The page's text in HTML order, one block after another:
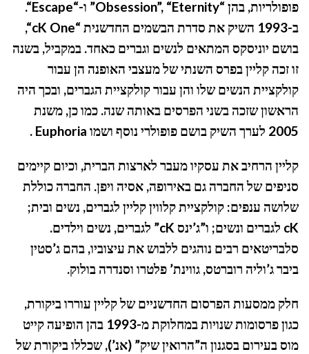
פופולריות, בהן “Obsession”, “Eternity” ו-“Escape
“.
ב-1993 השיק את סדרת הבשמים החדשנית “
cK One
“,
בושם יוניסקס המתאים לנשים וגברים כאחד. במקביל, בשנה
זו זכה קליין בפרס השנתי של מעצבי האופנה הן עבור
קולקציית הנשים שלו והן עבור קולקציית הגברים, ובכך היה
הראשון שזכה בשני הפרסים באותה שנה. כמו כן, משנת
2005 לערך השיק בושם פופולרי נוסף ושמו
Euphoria
.
קליין הרחיב את עסקיו מעבר לארצות הברית, וכיום קיימים
סניפים של החברה גם באירופה, אסיה ויפן. החברה כוללת
שלושה ענפים: קולקציית קלווין קליין לגברים, נשים ובית;
cK לגברים ונשים; ו”ג’ינס cK” לגברים, נשים וילדים.
סלבריטאים רבים נוהגים ללבוש את עיצוביו, בהם ג’סטין
ביבר ג’וליה רוברטס, גווינת’ פלטרו וסנדרה בולוק.
חלק ממסעות הפרסום החדשניים של קליין עוררו ביקורת,
כגון פרסומות שנויות במחלוקת מ-1993 בהן הופיעה קייט
מוס בעירום בסגנון ה”הרואין שיק” (אנ’), שכללו ביקורת של